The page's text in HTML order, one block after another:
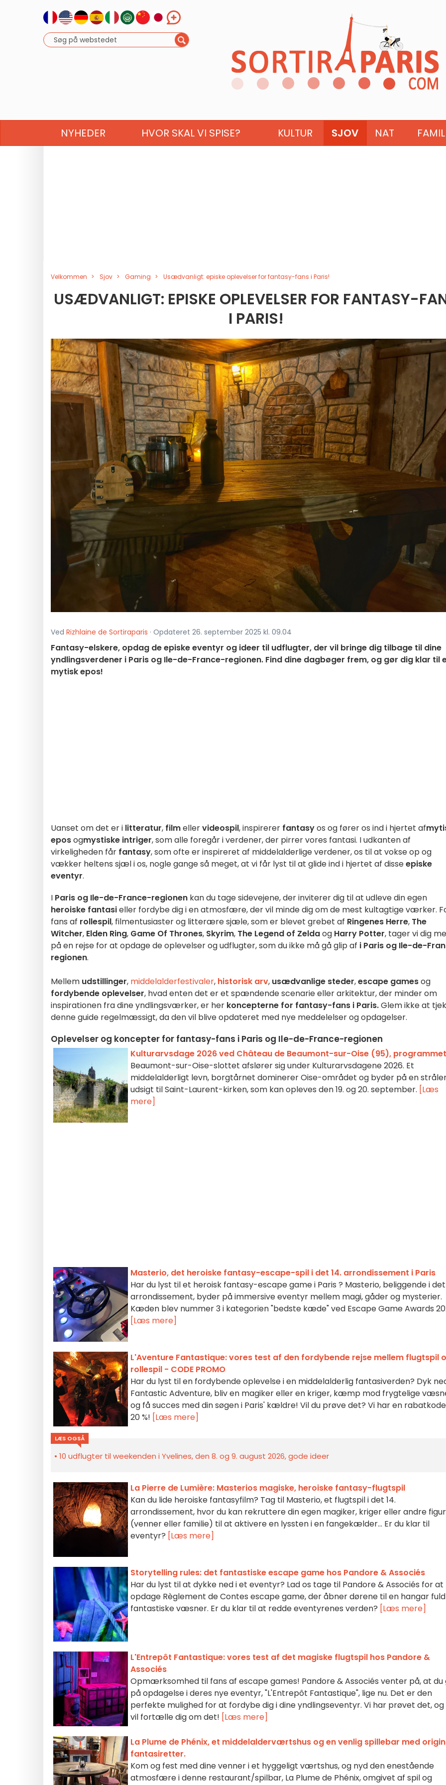
NYHEDER HVOR SKAL VI SPISE? KULTUR SJOV NAT
Velkommen Sjov Gaming Usædvanligt: episke oplevelser for fantasy-fans i Paris!
USÆDVANLIGT: EPISKE OPLEVELSER FOR FANTASY-
I PARIS!
Ved Rizhlaine de Sortiraparis · Opdateret 26. september 2025 kl. 09.04
Fantasy-elskere, opdag de episke eventyr og ideer til udflugter, der vil bringe dig tilbage til dine
yndlingsverdener i Paris og Ile-de-France-regionen. Find dine dagbøger frem, og gør dig klar til
mytisk epos!
Uanset om det er i litteratur, filmellervideospil, inspirerer fantasyos og fører os ind i hjertet af
eposogmystiske intriger, som alle foregår i verdener, der pirrer vores fantasi. I udkanten af
virkeligheden får fantasy, som ofte er inspireret af middelalderlige verdener, os til at vokse op og
vækker heltens sjæl i os, nogle gange så meget, at vi får lyst til at glide ind i hjertet af disseepiske
eventyr.
I Paris og Ile-de-France-regionen kan du tage sidevejene, der inviterer dig til at udleve din egen
heroiske fantasieller fordybe dig i en atmosfære, der vil minde dig om de mest kultagtige værker.
fans af rollespil, filmentusiaster og litterære sjæle, som er blevet grebet af Ringenes Herre, The
Witcher, Elden Ring, Game Of Thrones, Skyrim, The Legend of Zeldaog Harry Potter, tager vi dig
på en rejse for at opdage de oplevelser og udflugter, som du ikke må gå glip af i Paris og Ile-de-
regionen.
Mellem udstillinger, middelalderfestivaler, historisk arv, usædvanlige steder,escape gamesog
fordybende oplevelser, hvad enten det er et spændende scenarie eller arkitektur, der minder om
inspirationen fra dine yndlingsværker, er her koncepterne for fantasy-fans i Paris.Glem ikke at
denne guide regelmæssigt, da den vil blive opdateret med nye meddelelser og opdagelser.
Oplevelser og koncepter for fantasy-fans i Paris og Ile-de-France-regionen
Kulturarvsdage 2026 ved Château de Beaumont-sur-Oise (95), programmet
Beaumont-sur-Oise-slottet afslører sig under Kulturarvsdagene 2026. Et
middelalderligt levn, borgtårnet dominerer Oise-området og byder på en
udsigt til Saint-Laurent-kirken, som kan opleves den 19. og 20. september. [Læs
mere]
Masterio, det heroiske fantasy-escape-spil i det 14. arrondissement i Paris
Har du lyst til et heroisk fantasy-escape game i Paris ? Masterio, beliggende i det
arrondissement, byder på immersive eventyr mellem magi, gåder og mysterier.
Kæden blev nummer 3 i kategorien "bedste kæde" ved Escape Game Awards
[Læs mere]
L'Aventure Fantastique: vores test af den fordybende rejse mellem flugtspil
rollespil - CODE PROMO
Har du lyst til en fordybende oplevelse i en middelalderlig fantasiverden? Dyk
Fantastic Adventure, bliv en magiker eller en kriger, kæmp mod frygtelige
og få succes med din søgen i Paris' kældre! Vil du prøve det? Vi har en
20 %! [Læs mere]
LÆS OGSÅ
10 udflugter til weekenden i Yvelines, den 8. og 9. august 2026, gode ideer
La Pierre de Lumière: Masterios magiske, heroiske fantasy-flugtspil
Kan du lide heroiske fantasyfilm? Tag til Masterio, et flugtspil i det 14.
arrondissement, hvor du kan rekruttere din egen magiker, kriger eller andre
(venner eller familie) til at aktivere en lyssten i en fangekælder... Er du klar til
eventyr? [Læs mere]
Storytelling rules: det fantastiske escape game hos Pandore & Associés
Har du lyst til at dykke ned i et eventyr? Lad os tage til Pandore & Associés for at
opdage Règlement de Contes escape game, der åbner dørene til en hangar
fantastiske væsner. Er du klar til at redde eventyrenes verden? [Læs mere]
L'Entrepôt Fantastique: vores test af det magiske flugtspil hos Pandore &
Associés
Opmærksomhed til fans af escape games! Pandore & Associés venter på, at du
på opdagelse i deres nye eventyr, "L'Entrepôt Fantastique", lige nu. Det er den
perfekte mulighed for at fordybe dig i dine yndlingseventyr. Vi har prøvet det, og
vil fortælle dig om det! [Læs mere]
La Plume de Phénix, et middelalderværtshus og en venlig spillebar med
fantasiretter.
Kom og fest med dine venner i et hyggeligt værtshus, og nyd den enestående
atmosfære i denne restaurant/spilbar, La Plume de Phénix, omgivet af spil og